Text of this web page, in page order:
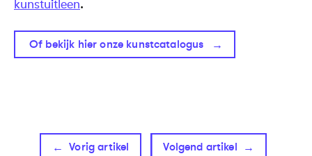
kunstuitleen.
Of bekijk hier onze kunstcatalogus
Vorig artikel Volgend artikel